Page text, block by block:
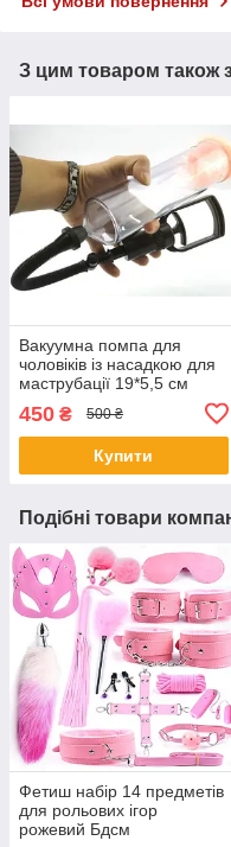
З цим товаром також
Вакуумна помпа для
чоловіків із насадкою для
маструбації 19*5,5 см
450 ₴ 500 ₴
Купити
Подібні товари
Фетиш набір 14 предметів
для рольових ігор
рожевий Бдсм